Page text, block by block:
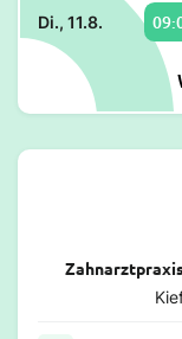
Di., 11.8.